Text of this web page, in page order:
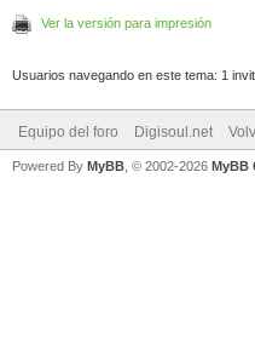
Ver la versión para impresión
Usuarios navegando en este tema: 1
Equipo del foro Digisoul.net
Powered By MyBB , © 2002-2026 MyBB